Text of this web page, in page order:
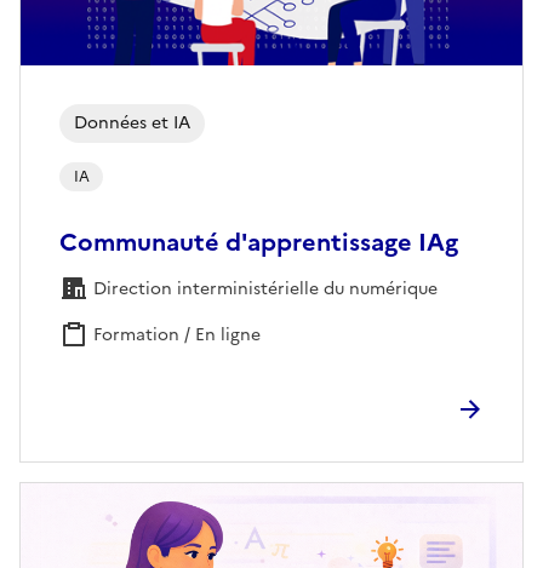
Données et IA
IA
Communauté d'apprentissage IAg
Direction interministérielle du numérique
Formation / En ligne